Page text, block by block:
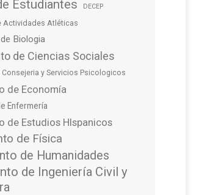
Estudiantes DECEP
Actividades Atléticas
Biologia
de Ciencias Sociales
Consejeria y Servicios Psicologicos
de Economía
Enfermería
de Estudios HIspanicos
de Física
de Humanidades
de Ingeniería Civil y